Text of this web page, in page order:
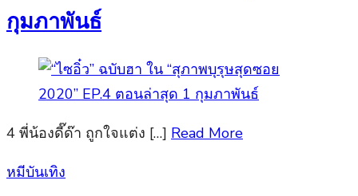
กุมภาพันธ์
4 พี่น้องดี๊ด๊า ถูกใจแต่ง […] Read More
Posted
หมีบันเทิง